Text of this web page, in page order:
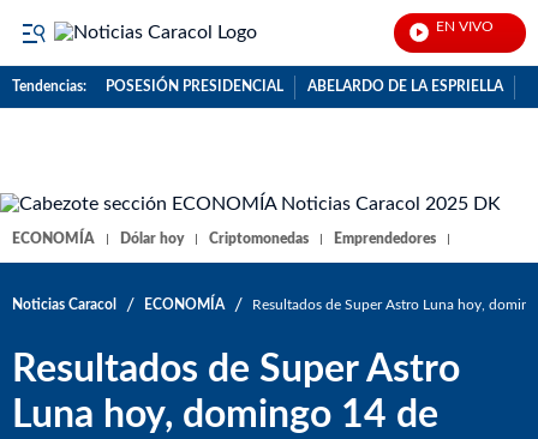
EN VIVO
Tendencias: POSESIÓN PRESIDENCIAL ABELARDO DE LA ESPRIELLA
ECONOMÍA Dólar hoy Criptomonedas Emprendedores
Noticias Caracol / ECONOMÍA / Resultados de Super Astro Luna hoy,
Resultados de Super Astro
Luna hoy, domingo 14 de